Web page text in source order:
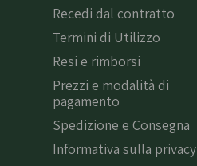
Recedi dal contratto
Termini di Utilizzo
Resi e rimborsi
Prezzi e modalità di
pagamento
Spedizione e Consegna
Informativa sulla privacy